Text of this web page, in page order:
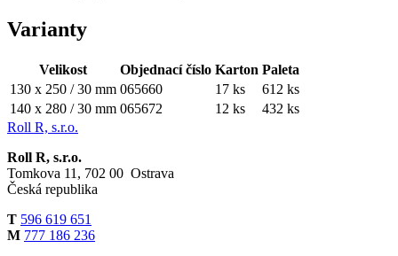
Varianty
Velikost Objednací číslo Karton Paleta
130 x 250 / 30 mm 065660 17 ks
612 ks
140 x 280 / 30 mm 065672 12 ks
432 ks
Roll R, s.r.o.
Roll R, s.r.o.
Tomkova 11, 702 00 Ostrava
Česká republika
T 596 619 651
M 777 186 236